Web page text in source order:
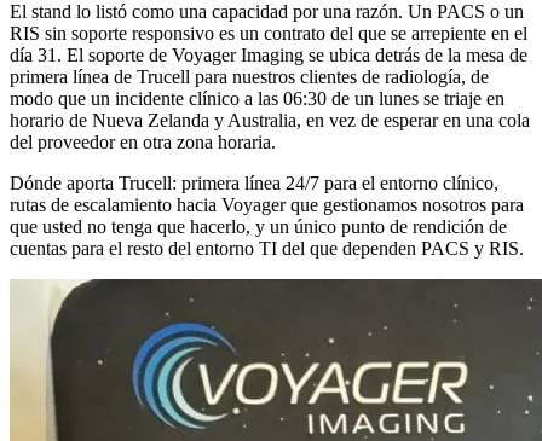
El stand lo listó como una capacidad por una razón. Un PACS o un
RIS sin soporte responsivo es un contrato del que se arrepiente en el
día 31. El soporte de Voyager Imaging se ubica detrás de la mesa de
primera línea de Trucell para nuestros clientes de radiología, de
modo que un incidente clínico a las 06:30 de un lunes se triaje en
horario de Nueva Zelanda y Australia, en vez de esperar en una cola
del proveedor en otra zona horaria.
Dónde aporta Trucell: primera línea 24/7 para el entorno clínico,
rutas de escalamiento hacia Voyager que gestionamos nosotros para
que usted no tenga que hacerlo, y un único punto de rendición de
cuentas para el resto del entorno TI del que dependen PACS y RIS.